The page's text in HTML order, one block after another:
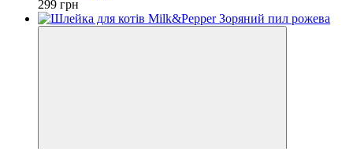
299 грн